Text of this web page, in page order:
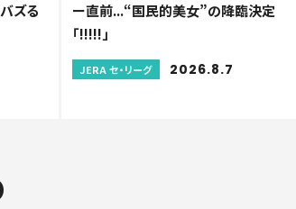
ズる
ー直前...“国民的美女”の降臨決定
「!!!!!」
JERA セ・リーグ 2026.8.7